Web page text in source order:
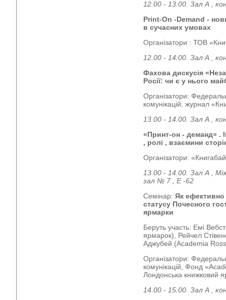
12.00 - 13.00. Зал А ,
Print-On -Demand -
в сучасних умовах
Організатори : ТОВ
12.00 - 14.00. Зал А ,
Фахова дискусія
Росії: чи є у нього
Організатори:
комунікацій, журнал
13.00 - 14.00. Зал А ,
«Принт-он - деманд» .
, ролі , взаємини
Організатори:
13.00 - 14.00. Зал А ,
зал № 7 , Е -62
Семінар: Як
статусу Почесного
ярмарки
Беруть участь: Емі
ярмарок), Рейчел
Аджубей (Academia
Організатори:
комунікацій, Фонд
Лондонська книжковий
14.00 - 15.00. Зал А ,